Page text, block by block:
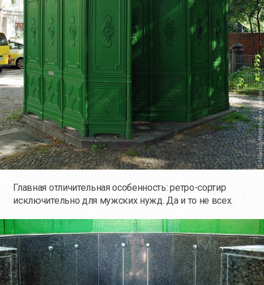
Главная отличительная особенность: ретро-сортир
исключительно для мужских нужд. Да и то не всех.